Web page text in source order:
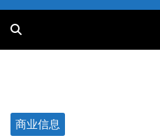
商业信息